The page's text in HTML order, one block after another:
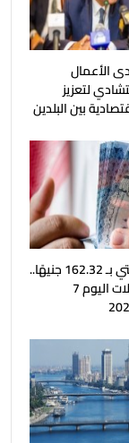
الأعمال
لتعزيز
بين البلدين
الدينار الكويتي بـ 162.32 جنيهًا..
أسعار العملات اليوم 7